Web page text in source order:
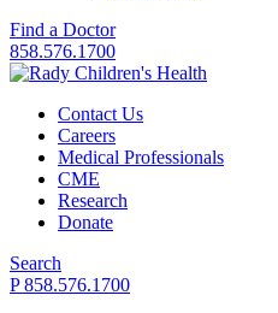
Find a Doctor
858.576.1700
Contact Us
Careers
Medical Professionals
CME
Research
Donate
Search
P 858.576.1700